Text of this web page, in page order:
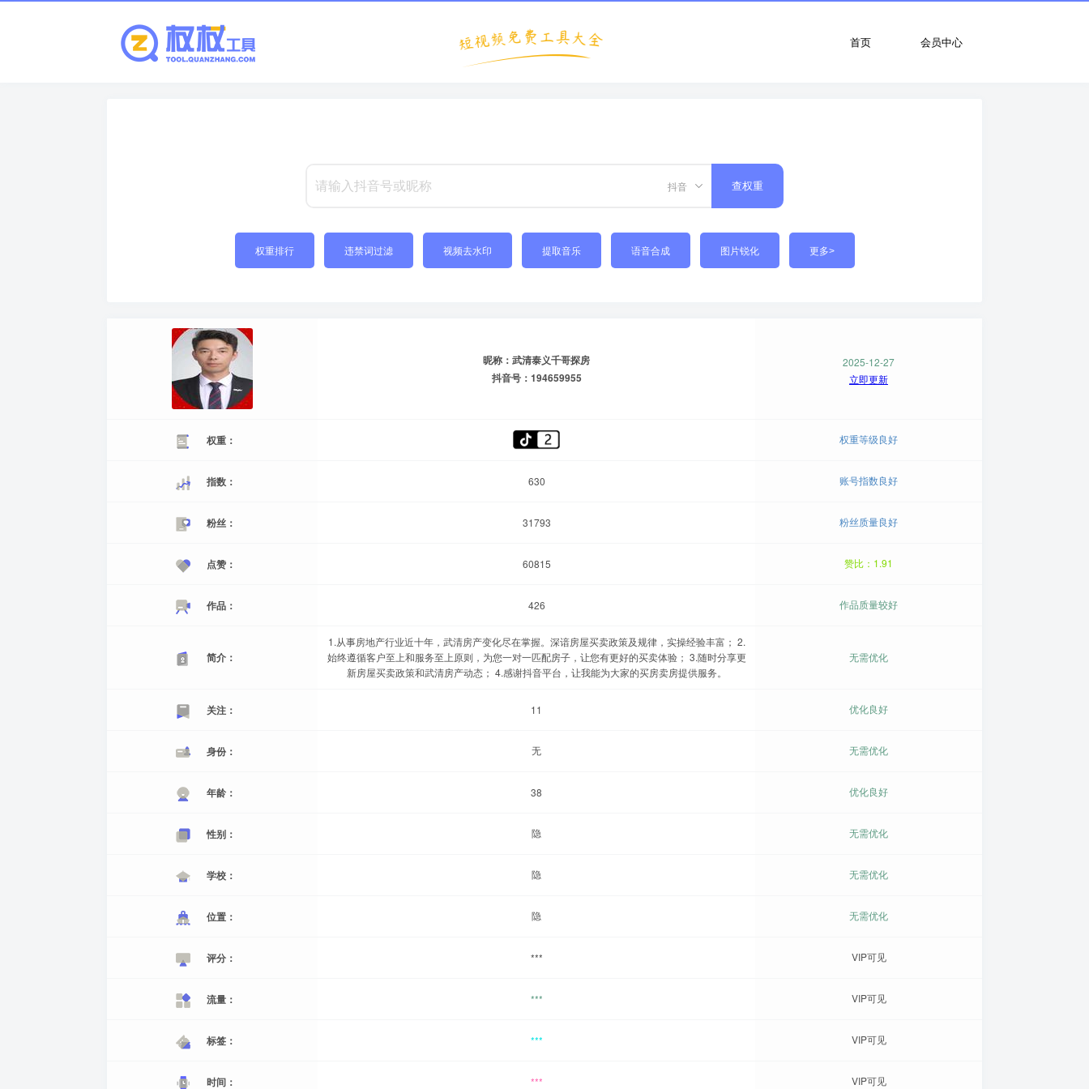
会员中心
首页
抖音 查权重
权重排行 违禁词过滤 视频去水印 提取音乐 语音合成 图片锐化 更多>
昵称：武清泰义千哥探房
抖音号：194659955
2025-12-27
立即更新
权重： 权重等级良好
指数： 630 账号指数良好
粉丝： 31793 粉丝质量良好
点赞： 60815 赞比：1.91
作品： 426 作品质量较好
简介：
1.从事房地产行业近十年，武清房产变化尽在掌握。深谙房屋买卖政策及规律，实操经验丰富； 2.
始终遵循客户至上和服务至上原则，为您一对一匹配房子，让您有更好的买卖体验； 3.随时分享更
新房屋买卖政策和武清房产动态； 4.感谢抖音平台，让我能为大家的买房卖房提供服务。
无需优化
关注： 11 优化良好
身份： 无 无需优化
年龄： 38 优化良好
性别： 隐 无需优化
学校： 隐 无需优化
位置： 隐 无需优化
评分： *** VIP可见
流量： *** VIP可见
标签： *** VIP可见
时间： *** VIP可见